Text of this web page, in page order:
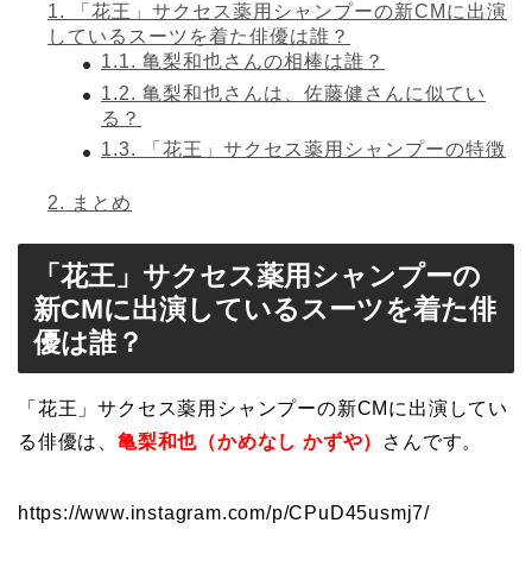
1.
「花王」サクセス薬用シャンプーの新CMに出演
しているスーツを着た俳優は誰？
1.1. 亀梨和也さんの相棒は誰？
1.2. 亀梨和也さんは、佐藤健さんに似てい
る？
1.3.
「花王」サクセス薬用シャンプーの特徴
2. まとめ
「花王」サクセス薬用シャンプーの
新CMに出演しているスーツを着た俳
優は誰？
「花王」サクセス薬用シャンプーの新CMに出演してい
る俳優は、 亀梨和也（かめなし かずや） さんです。
https://www.instagram.com/p/CPuD45usmj7/